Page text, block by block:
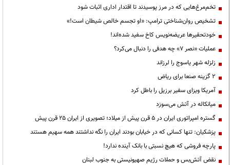
تخم‌مرغ‌هایی که در مرز پوسیدند تا اقتدار اداری اثبات شود
تشخیص روان‌شناختی ترامپ: «او تجسم خالص شیطان است!»
خودتحقیرها عریضه‌نویس کاخ سفید شده‌اند!
عملیات «نصر ۷» چه هدفی را دنبال می‌کرد؟
زلزله شهر یاسوج را لرزاند
۲ گزینه صنعا برای ریاض
آمریکا ویزای سفیر برزیل را باطل کرد
میانکاله در آتش می‌سوزد
گستره امپراتوری ایران در ۵ قرن پیش از میلاد؛ تصویری از ایران ۲۵ قرن پیش
پزشکیان: تنها کسانی که در خیابان بودند ایران را نگه نداشتند همه سهیم هستند
پارچه فروشی که هیچ نسبتی با بانک آینده ندارد!
نقض آتش‌بس و حملات رژیم صهیونیستی به جنوب لبنان